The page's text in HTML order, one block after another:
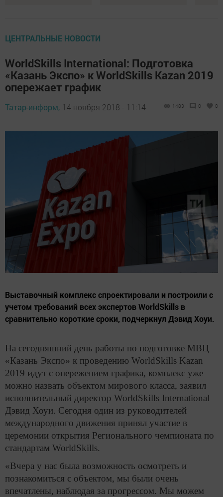
ЦЕНТРАЛЬНЫЕ НОВОСТИ
WorldSkills International: Подготовка
«Казань Экспо» к WorldSkills Kazan 2019
опережает график
Татар-информ, 14 ноября 2018 - 11:14 1483 0 0
Выставочный комплекс спроектировали и построили с
учетом требований всех экспертов WorldSkills в
сравнительно короткие сроки, подчеркнул Дэвид Хоуи.
На сегодняшний день работы по подготовке МВЦ
«Казань Экспо» к проведению WorldSkills Kazan
2019 идут с опережением графика, комплекс уже
можно назвать объектом мирового класса, заявил
исполнительный директор WorldSkills International
Дэвид Хоуи. Сегодня один из руководителей
международного движения принял участие в
церемонии открытия Регионального чемпионата по
стандартам WorldSkills.
«Вчера у нас была возможность осмотреть и
познакомиться с объектом, мы были очень
впечатлены, наблюдая за прогрессом. Мы можем